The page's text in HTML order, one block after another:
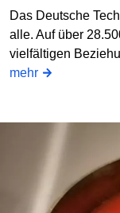
Das Deutsche
alle. Auf über
vielfältigen
mehr